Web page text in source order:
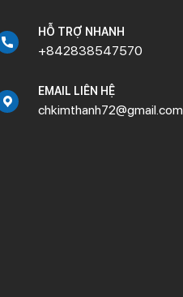
HỖ TRỢ NHANH
+842838547570
EMAIL LIÊN HỆ
chkimthanh72@gmail.com